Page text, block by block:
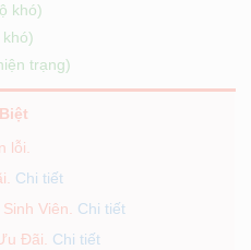
khó)
trạng)
lỗi.
Chi tiết
Viên. Chi tiết
Đãi. Chi tiết